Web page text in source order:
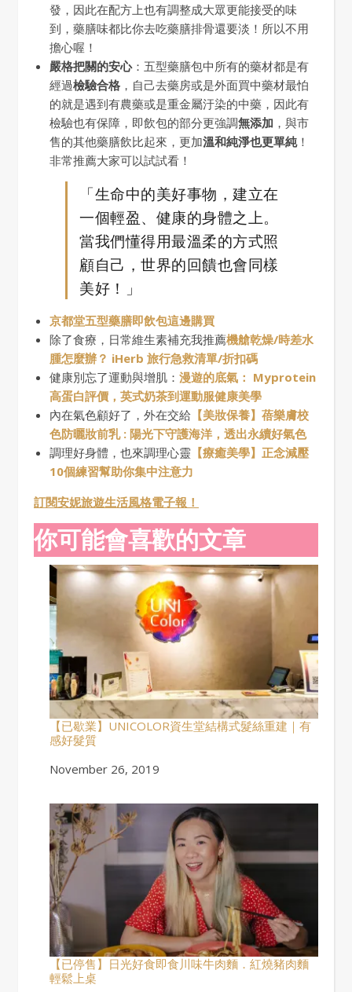
發，因此在配方上也有調整成大眾更能接受的味
到，藥膳味都比你去吃藥膳排骨還要淡！所以不用
擔心喔！
嚴格把關的安心：五型藥膳包中所有的藥材都是有
經過檢驗合格 ，自己去藥房或是外面買中藥材最怕
的就是遇到有農藥或是重金屬汙染的中藥，因此有
檢驗也有保障，即飲包的部分更強調無添加 ，與市
售的其他藥膳飲比起來，更加溫和純淨也更單純！
非常推薦大家可以試試看！
「生命中的美好事物，建立在
一個輕盈、健康的身體之上。
當我們懂得用最溫柔的方式照
顧自己，世界的回饋也會同樣
美好！」
京都堂五型藥膳即飲包這邊購買
除了食療，日常維生素補充我推薦機艙乾燥/時差水
腫怎麼辦？ iHerb 旅行急救清單/折扣碼
健康別忘了運動與增肌： 漫遊的底氣： Myprotein
高蛋白評價，英式奶茶到運動服健康美學
內在氣色顧好了，外在交給 【美妝保養】蓓樂膚校
色防曬妝前乳 : 陽光下守護海洋，透出永續好氣色
調理好身體，也來調理心靈 【療癒美學】正念減壓
10個練習幫助你集中注意力
訂閱安妮旅遊生活風格電子報！
你可能會喜歡的文章
【已歇業】UNICOLOR資生堂結構式髮絲重建｜有
感好髮質
Date
November 26, 2019
【已停售】日光好食即食川味牛肉麵．紅燒豬肉麵
輕鬆上桌